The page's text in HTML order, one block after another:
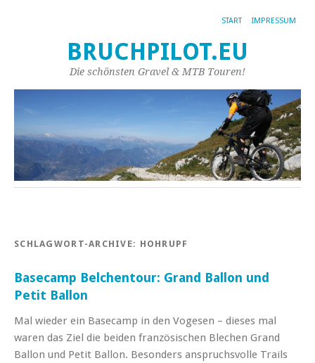
START IMPRESSUM
BRUCHPILOT.EU
Die schönsten Gravel & MTB Touren!
SCHLAGWORT-ARCHIVE: HOHRUPF
Basecamp Belchentour: Grand Ballon und
Petit Ballon
Mal wieder ein Basecamp in den Vogesen – dieses mal
waren das Ziel die beiden französischen Blechen Grand
Ballon und Petit Ballon. Besonders anspruchsvolle Trails